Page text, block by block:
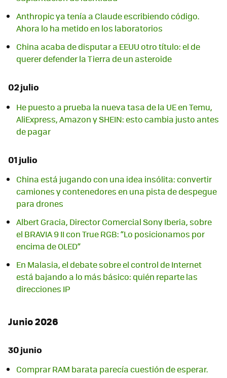
Anthropic ya tenía a Claude escribiendo código.
Ahora lo ha metido en los laboratorios
China acaba de disputar a EEUU otro título: el de
querer defender la Tierra de un asteroide
02 julio
He puesto a prueba la nueva tasa de la UE en Temu,
AliExpress, Amazon y SHEIN: esto cambia justo antes
de pagar
01 julio
China está jugando con una idea insólita: convertir
camiones y contenedores en una pista de despegue
para drones
Albert Gracia, Director Comercial Sony Iberia, sobre
el BRAVIA 9 II con True RGB: “Lo posicionamos por
encima de OLED”
En Malasia, el debate sobre el control de Internet
está bajando a lo más básico: quién reparte las
direcciones IP
Junio 2026
30 junio
Comprar RAM barata parecía cuestión de esperar.